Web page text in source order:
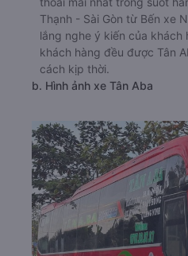
Thạnh - Sài Gòn từ Bến xe
lắng nghe ý kiến của khách
khách hàng đều được Tân
cách kịp thời.
b. Hình ảnh xe Tân Aba